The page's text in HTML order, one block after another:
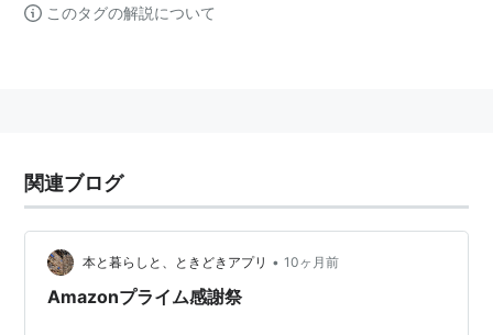
このタグの解説について
関連ブログ
本と暮らしと、ときどきアプリ • 10ヶ月前
Amazonプライム感謝祭